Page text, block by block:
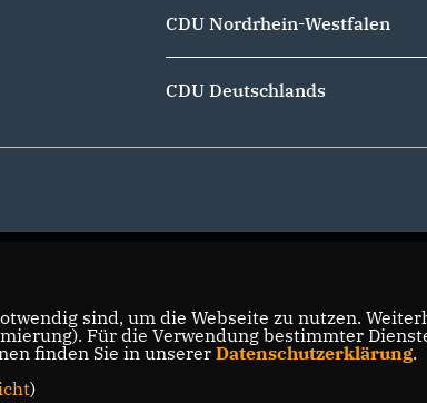
CDU Nordrhein-Westfalen
CDU Deutschlands
sind, um die Webseite zu nutzen.
Für die Verwendung bestimmter
finden Sie in unserer Datenschutzerklärung.
)